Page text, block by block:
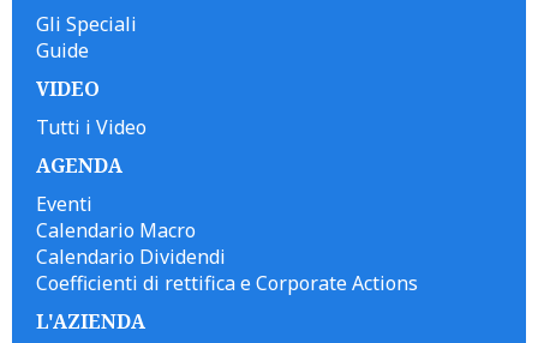
Gli Speciali
Guide
VIDEO
Tutti i Video
AGENDA
Eventi
Calendario Macro
Calendario Dividendi
Coefficienti di rettifica e Corporate Actions
L'AZIENDA